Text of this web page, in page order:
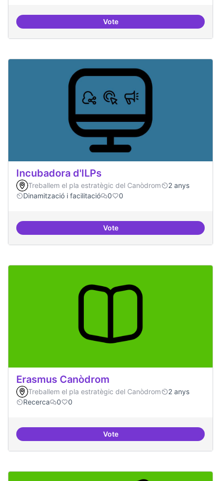
VoteConnectar repositori de
Incubadora d'ILPs
Treballem el pla estratègic del Canòdrom
2 anys
Dinamització i facilitació
0 0
VoteIncubadora d'ILPs
Erasmus Canòdrom
Treballem el pla estratègic del Canòdrom
2 anys
Recerca
0 0
VoteErasmus Canòdrom